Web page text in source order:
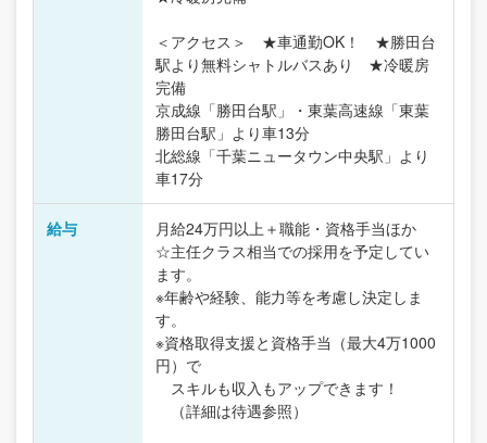
＜アクセス＞ ★車通勤OK！ ★勝田台
駅より無料シャトルバスあり ★冷暖房
完備
京成線「勝田台駅」・東葉高速線「東葉
勝田台駅」より車13分
北総線「千葉ニュータウン中央駅」より
車17分
給与
月給24万円以上＋職能・資格手当ほか
☆主任クラス相当での採用を予定してい
ます。
※年齢や経験、能力等を考慮し決定しま
す。
※資格取得支援と資格手当（最大4万1000
円）で
スキルも収入もアップできます！
（詳細は待遇参照）